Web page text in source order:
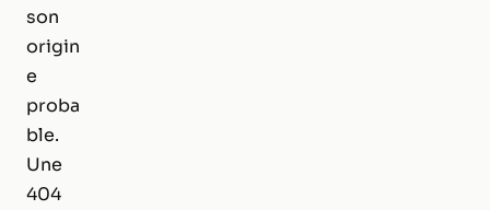
son
origin
e
proba
ble.
Une
404